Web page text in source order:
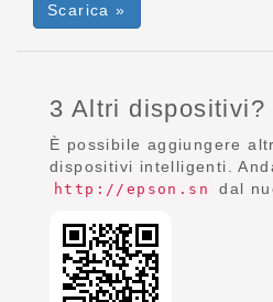
Scarica »
3 Altri dispositivi?
È possibile aggiungere
dispositivi intelligenti.
http://epson.sn dal